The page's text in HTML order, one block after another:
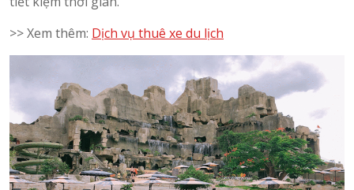
>> Xem thêm: Dịch vụ thuê xe du lịch